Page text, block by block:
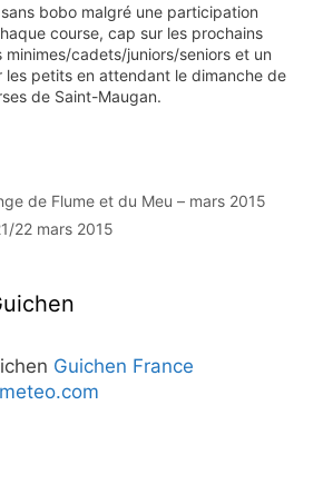
bobo malgré une participation
course, cap sur les prochains
cadets/juniors/seniors et un
les petits en attendant le dimanche de
de Saint-Maugan.
de Flume et du Meu – mars 2015
22 mars 2015
Guichen France